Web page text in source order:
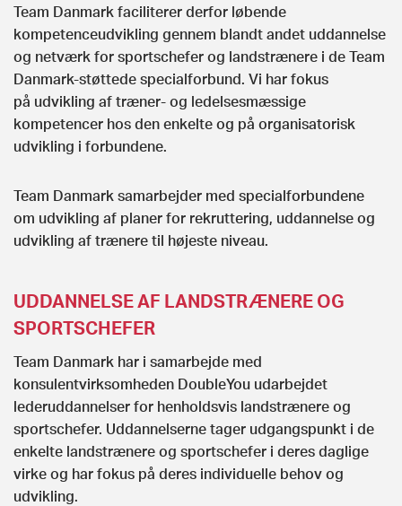
Team Danmark faciliterer derfor løbende
kompetenceudvikling gennem blandt andet uddannelse
og netværk for sportschefer og landstrænere i de Team
Danmark-støttede specialforbund. Vi har fokus
på udvikling af træner- og ledelsesmæssige
kompetencer hos den enkelte og på organisatorisk
udvikling i forbundene.
Team Danmark samarbejder med specialforbundene
om udvikling af planer for rekruttering, uddannelse og
udvikling af trænere til højeste niveau.
UDDANNELSE AF LANDSTRÆNERE OG
SPORTSCHEFER
Team Danmark har i samarbejde med
konsulentvirksomheden DoubleYou udarbejdet
lederuddannelser for henholdsvis landstrænere og
sportschefer. Uddannelserne tager udgangspunkt i de
enkelte landstrænere og sportschefer i deres daglige
virke og har fokus på deres individuelle behov og
udvikling.